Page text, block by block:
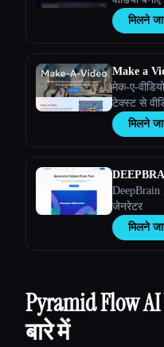
मिलने
Make a
मेक-ए-
टेक्स्ट से
मिलने
DeepBrain
जेनरेटर
मिलने
Pyramid Flow
बारे में